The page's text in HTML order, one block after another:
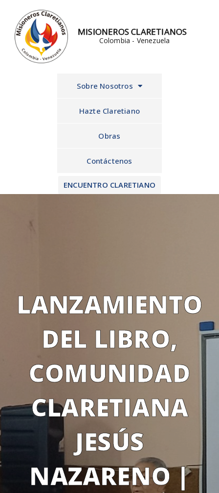
contenido
MISIONEROS CLARETIANOS
Colombia - Venezuela
Sobre Nosotros
Hazte Claretiano
Obras
Contáctenos
ENCUENTRO CLARETIANO
LANZAMIENTO
DEL LIBRO,
COMUNIDAD
CLARETIANA
JESÚS
NAZARENO |